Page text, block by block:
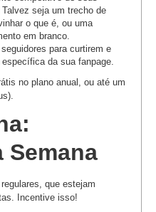
seja um trecho de
o que é, ou uma
em branco.
para curtirem e
da sua fanpage.
no plano anual, ou até um
Semana
que estejam
Incentive isso!